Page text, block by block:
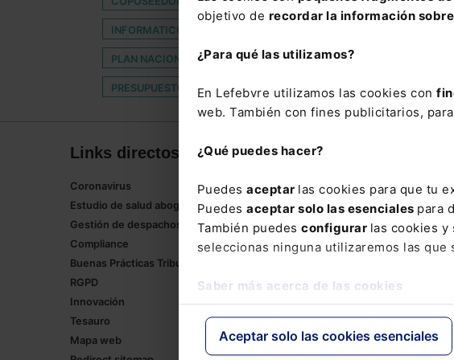
objetivo de recordar la información
¿Para qué las utilizamos?
En Lefebvre utilizamos las cookies con
web. También con fines publicitarios,
¿Qué puedes hacer?
Puedes aceptar las cookies para que tu
Puedes aceptar solo las esenciales para
También puedes configurar las cookies y
seleccionas ninguna utilizaremos las que
Saber más acerca de las cookies
Aceptar solo las cookies esenciales
INFORMATICOS
PLAN NACIONAL DE LUCHA CONTRA EL FRAUDE EN MATERIA DE
PRESUPUESTOS GENERAL DEL ESTADO REGLAMENTO
Links directos
Coronavirus
Estudio de salud abogacía
Gestión de despachos
Compliance
Buenas Prácticas Tributarias
RGPD
Innovación
Tesauro
Mapa web
Corporativo
Lefebvre
Tienda online
Formación
Empleos